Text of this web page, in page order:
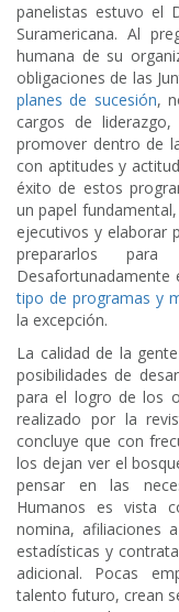
panelistas estuvo el
Suramericana. Al
humana de su
obligaciones de las
planes de sucesión,
cargos de
promover dentro de
con aptitudes y
éxito de estos
un papel
ejecutivos y elaborar
prepararlos
tipo de programas y
la excepción.
La calidad de la
posibilidades de
para el logro de los
realizado por la
concluye que con
los dejan ver el
pensar en las
Humanos es vista
nomina, afiliaciones
estadísticas y
adicional. Pocas
talento futuro, crean